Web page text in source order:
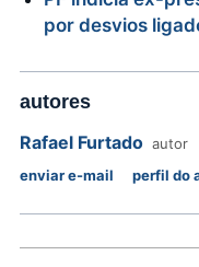
por desvios
autores
Rafael Furtado autor
enviar e-mail
perfil do